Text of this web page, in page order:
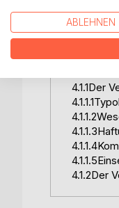
4.1.1Der
4.1.2Der
ABLEHNEN